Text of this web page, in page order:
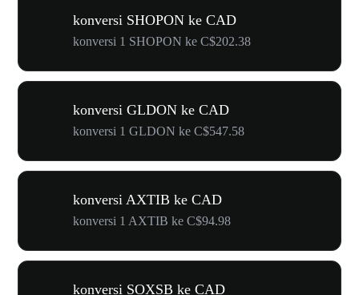
konversi SHOPON ke CAD
konversi 1 SHOPON ke C$202.38
konversi GLDON ke CAD
konversi 1 GLDON ke C$547.58
konversi AXTIB ke CAD
konversi 1 AXTIB ke C$94.98
konversi SOXSB ke CAD